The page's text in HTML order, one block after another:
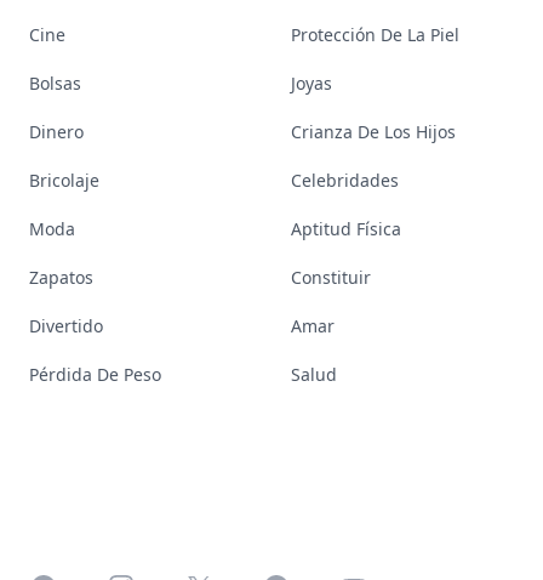
Cine Protección De La Piel
Bolsas Joyas
Dinero Crianza De Los Hijos
Bricolaje Celebridades
Moda Aptitud Física
Zapatos Constituir
Divertido Amar
Pérdida De Peso Salud